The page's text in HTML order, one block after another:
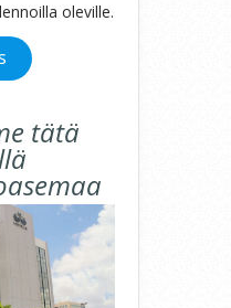
oleville.
tätä